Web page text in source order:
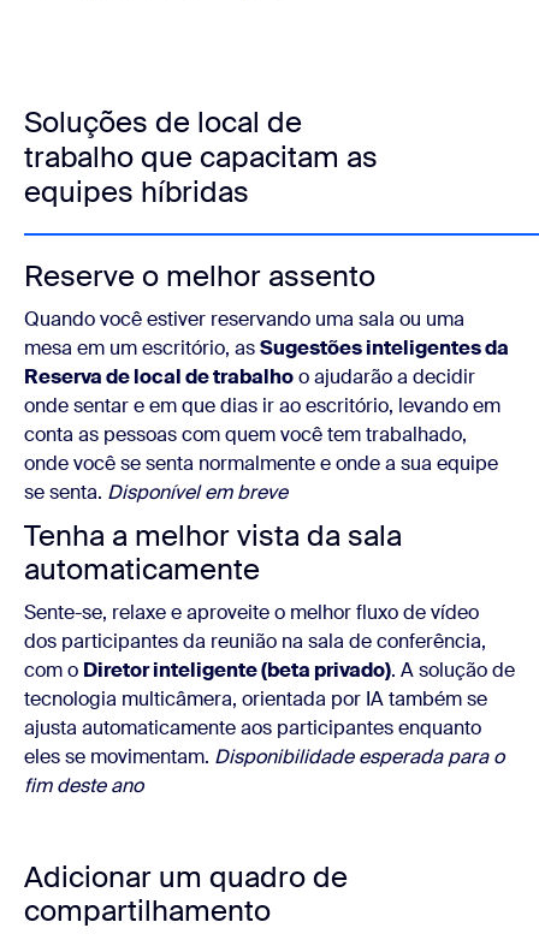
Soluções de local de
trabalho que capacitam as
equipes híbridas
Reserve o melhor assento
Quando você estiver reservando uma sala ou uma
mesa em um escritório, asSugestões inteligentes da
Reserva de local de trabalhoo ajudarão a decidir
onde sentar e em que dias ir ao escritório, levando em
conta as pessoas com quem você tem trabalhado,
onde você se senta normalmente e onde a sua equipe
se senta. Disponível em breve
Tenha a melhor vista da sala
automaticamente
Sente-se, relaxe e aproveite o melhor fluxo de vídeo
dos participantes da reunião na sala de conferência,
com o Diretor inteligente (beta privado). A solução de
tecnologia multicâmera, orientada por IA também se
ajusta automaticamente aos participantes enquanto
eles se movimentam. Disponibilidade esperada para o
fim deste ano
Adicionar um quadro de
compartilhamento